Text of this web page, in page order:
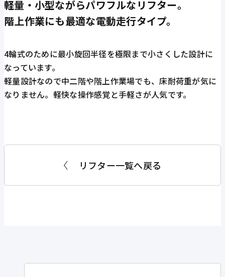
軽量・小型ながらパワフルなリフター。
階上作業にも最適な電動走行タイプ。
4輪式のために最小旋回半径を極限まで小さくした設計に
なっています。
軽量設計なので中二階や階上作業場でも、床耐荷重が気に
なりません。軽快な操作感覚と手軽さが人気です。
リフター一覧へ戻る